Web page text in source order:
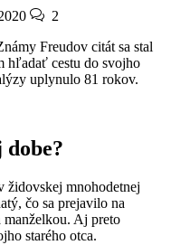
2
Freudov citát sa stal
hľadať cestu do svojho
uplynulo 81 rokov.
židovskej mnohodetnej
čo sa prejavilo na
Aj preto
starého otca.